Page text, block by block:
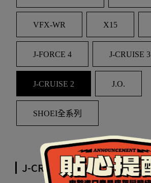
VFX-WR X15
J-FORCE 4 J-CRUISE 3
J-CRUISE 2 J.O.
SHOEI全系列
J-CRUISE II